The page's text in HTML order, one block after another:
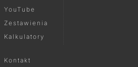
YouTube
Zestawienia
Kalkulatory
Kontakt